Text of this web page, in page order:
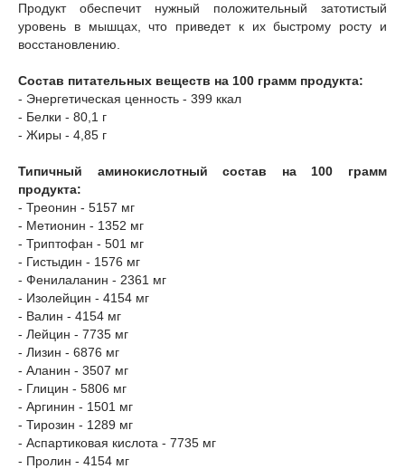
Продукт обеспечит нужный положительный затотистый
уровень в мышцах, что приведет к их быстрому росту и
восстановлению.
Состав питательных веществ на 100 грамм продукта:
- Энергетическая ценность - 399 ккал
- Белки - 80,1 г
- Жиры - 4,85 г
Типичный аминокислотный состав на 100 грамм
продукта:
- Треонин - 5157 мг
- Метионин - 1352 мг
- Триптофан - 501 мг
- Гистыдин - 1576 мг
- Фенилаланин - 2361 мг
- Изолейцин - 4154 мг
- Валин - 4154 мг
- Лейцин - 7735 мг
- Лизин - 6876 мг
- Аланин - 3507 мг
- Глицин - 5806 мг
- Аргинин - 1501 мг
- Тирозин - 1289 мг
- Аспартиковая кислота - 7735 мг
- Пролин - 4154 мг